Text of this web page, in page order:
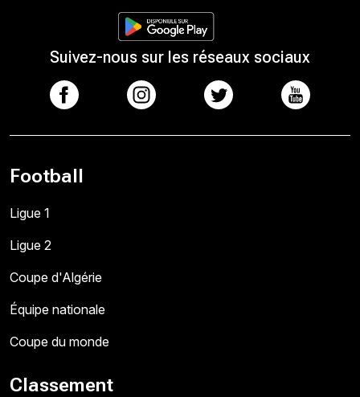
Suivez-nous sur les réseaux sociaux
Football
Ligue 1
Ligue 2
Coupe d'Algérie
Équipe nationale
Coupe du monde
Classement